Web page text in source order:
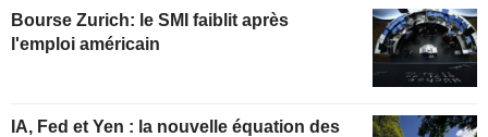
Bourse Zurich: le SMI faiblit après
l'emploi américain
IA, Fed et Yen : la nouvelle équation des